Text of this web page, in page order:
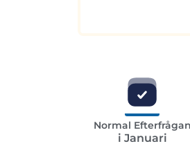
Normal Efterfrågan
i Januari